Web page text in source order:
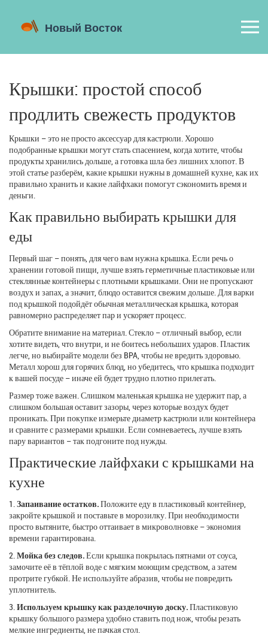
Крышки: простой способ
продлить свежесть продуктов
Крышки – это не просто аксессуар для кастрюли. Хорошо
подобранные крышки могут стать спасением, когда хотите, чтобы
продукты хранились дольше, а готовка шла без лишних хлопот. В
этой статье разберём, какие крышки нужны в домашней кухне, как их
правильно хранить и какие лайфхаки помогут сэкономить время и
деньги.
Как правильно выбирать крышки для
еды
Первый шаг – понять, для чего вам нужна крышка. Если речь о
хранении готовой пищи, лучше взять герметичные пластиковые или
стеклянные контейнеры с плотными крышками. Они не пропускают
воздух и запах, а значит, блюдо оставится свежим дольше. Для варки
под крышкой подойдёт обычная металлическая крышка, которая
равномерно распределяет пар и ускоряет процесс.
Обратите внимание на материал. Стекло – отличный выбор, если
хотите видеть, что внутри, и не боитесь небольших ударов. Пластик
легче, но выбирайте модели без BPA, чтобы не вредить здоровью.
Металл хорош для горячих блюд, но убедитесь, что крышка подходит
к вашей посуде – иначе ей будет трудно плотно прилегать.
Размер тоже важен. Слишком маленькая крышка не удержит пар, а
слишком большая оставит зазоры, через которые воздух будет
проникать. При покупке измерьте диаметр кастрюли или контейнера
и сравните с размерами крышки. Если сомневаетесь, лучше взять
пару вариантов – так подгоните под нужды.
Практические лайфхаки с крышками на
кухне
1. Запаивание остатков.Положите еду в пластиковый контейнер,
закройте крышкой и поставьте в морозилку. При необходимости
просто вытяните, быстро оттаивает в микроволновке – экономия
времени гарантирована.
2. Мойка без следов.Если крышка покрылась пятнами от соуса,
замочите её в тёплой воде с мягким моющим средством, а затем
протрите губкой. Не используйте абразив, чтобы не повредить
уплотнитель.
3. Используем крышку как разделочную доску.Пластиковую
крышку большого размера удобно ставить под нож, чтобы резать
мелкие ингредиенты, не пачкая стол.